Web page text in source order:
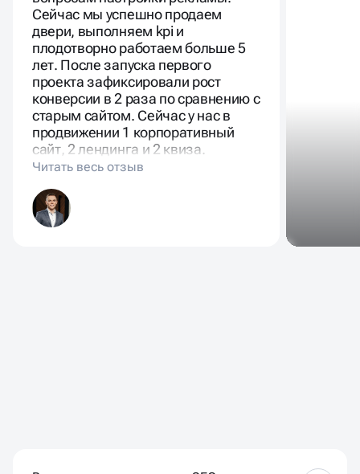
лет. После запуска первого
проекта зафиксировали рост
конверсии в 2 раза по сравнению с
старым сайтом. Сейчас у нас в
продвижении 1 корпоративный
сайт, 2 лендинга и 2 квиза.